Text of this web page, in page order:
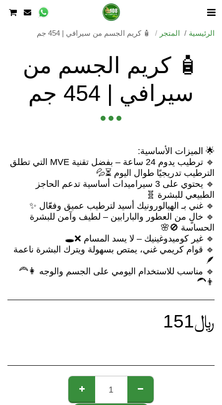
الرئيسية المتجر 🧴 كريم الجسم من سيرافي | 454 جم
🧴 كريم الجسم من
سيرافي | 454 جم
🔹 ترطيب يدوم 24 ساعة – بفضل تقنية MVE التي تطلق
🔹 يحتوي على 3 سيراميدات أساسية تدعم الحاجز
🔹 خالٍ من العطور والبارابين – لطيف وآمن للبشرة
🔹 قوام كريمي غني، يمتص بسهولة ويترك البشرة ناعمة
🔹 مناسب للاستخدام اليومي على الجسم والوجه 👩‍🦰
👨‍🦱
﷼151